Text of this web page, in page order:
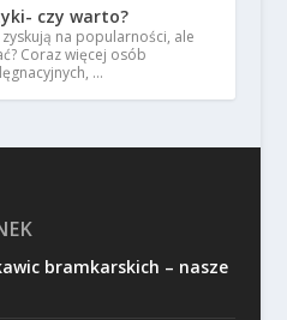
czy warto?
na popularności, ale
Coraz więcej osób
…
bramkarskich – nasze